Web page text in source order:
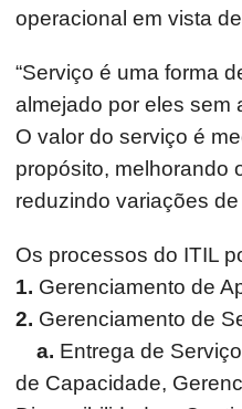
operacional em vista
“Serviço é uma forma
almejado por eles sem
O valor do serviço é
propósito, melhorando
reduzindo variações
Os processos do ITIL
1. Gerenciamento de
2. Gerenciamento de
a. Entrega de
de Capacidade,